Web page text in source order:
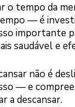
o tempo da
— é
importante
saudável e
não é
— e
a descansar.